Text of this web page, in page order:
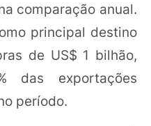
comparação anual.
principal destino
de US$ 1 bilhão,
das exportações
período.